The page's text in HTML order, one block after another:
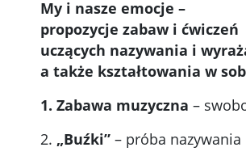
My i nasze emocje –
propozycje zabaw i ćwiczeń
uczących nazywania i
a także kształtowania w
1. Zabawa muzyczna –
2. „Buźki”– próba nazywania